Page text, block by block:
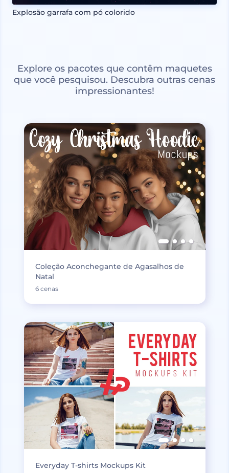
Explosão garrafa com pó colorido
Explore os pacotes que contêm maquetes
que você pesquisou. Descubra outras cenas
impressionantes!
Coleção Aconchegante de Agasalhos de
Natal
6 cenas
Everyday T-shirts Mockups Kit